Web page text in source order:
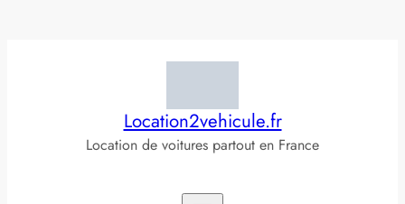
Location2vehicule.fr
Location de voitures partout en France